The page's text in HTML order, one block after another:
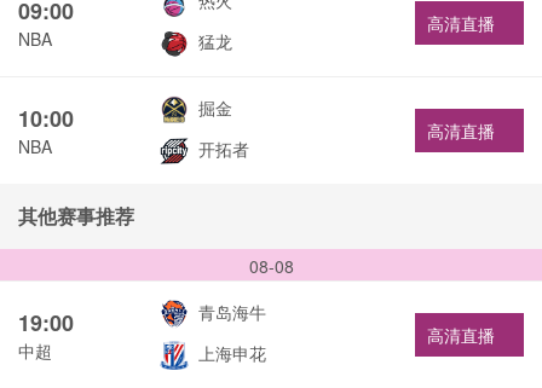
09:00
NBA
猛龙
高清直播
10:00
NBA
掘金
开拓者
高清直播
其他赛事推荐
08-08
19:00
中超
青岛海牛
上海申花
高清直播